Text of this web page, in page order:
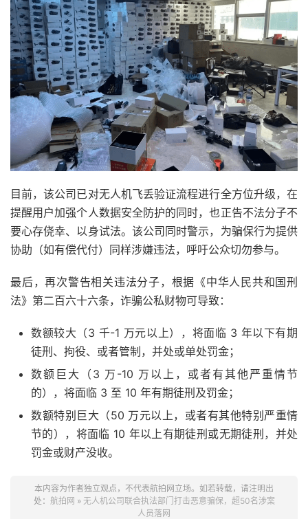
目前，该公司已对无人机飞丢验证流程进行全方位升级，在
提醒用户加强个人数据安全防护的同时，也正告不法分子不
要心存侥幸、以身试法。该公司同时警示，为骗保行为提供
协助（如有偿代付）同样涉嫌违法，呼吁公众切勿参与。
最后，再次警告相关违法分子，根据《中华人民共和国刑
法》第二百六十六条，诈骗公私财物可导致：
数额较大（3 千-1 万元以上），将面临 3 年以下有期
徒刑、拘役、或者管制，并处或单处罚金；
数额巨大（3 万-10 万以上，或者有其他严重情节
的），将面临 3 至 10 年有期徒刑及罚金；
数额特别巨大（50 万元以上，或者有其他特别严重情
节的），将面临 10 年以上有期徒刑或无期徒刑，并处
罚金或财产没收。
本内容为作者独立观点，不代表航拍网立场。如若转载，请注明出
处： 航拍网 » 无人机公司联合执法部门打击恶意骗保，超50名涉案
人员落网